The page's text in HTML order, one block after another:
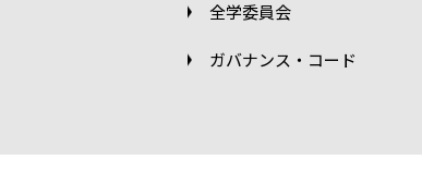
全学委員会
ガバナンス・コード